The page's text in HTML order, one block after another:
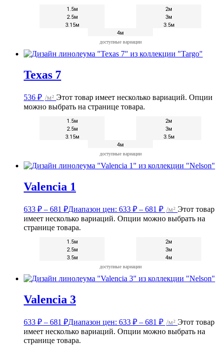
1.5м
2м
2.5м
3м
3.15м
3.5м
4м
доступные вариации
Texas 7
536 ₽ /м² Этот товар имеет несколько вариаций. Опции
можно выбрать на странице товара.
1.5м
2м
2.5м
3м
3.15м
3.5м
4м
доступные вариации
Valencia 1
633 ₽ – 681 ₽Диапазон цен: 633 ₽ – 681 ₽ /м² Этот товар
имеет несколько вариаций. Опции можно выбрать на
странице товара.
1.5м
2м
2.5м
3м
3.5м
4м
доступные вариации
Valencia 3
633 ₽ – 681 ₽Диапазон цен: 633 ₽ – 681 ₽ /м² Этот товар
имеет несколько вариаций. Опции можно выбрать на
странице товара.